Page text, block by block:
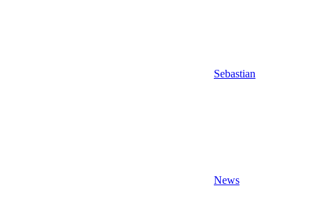
Sebastian
News